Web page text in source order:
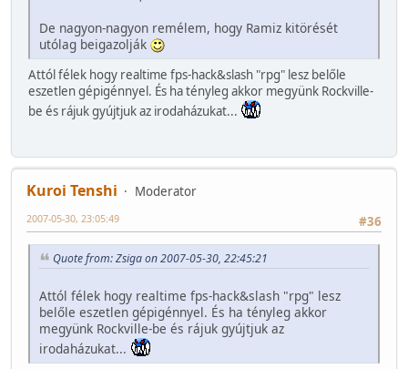
De nagyon-nagyon remélem, hogy Ramiz kitörését
utólag beigazolják
Attól félek hogy realtime fps-hack&slash "rpg" lesz belőle
eszetlen gépigénnyel. És ha tényleg akkor megyünk Rockville-
be és rájuk gyújtjuk az irodaházukat...
Kuroi Tenshi
Moderator
#36
2007-05-30, 23:05:49
Quote from: Zsiga on 2007-05-30, 22:45:21
Attól félek hogy realtime fps-hack&slash "rpg" lesz
belőle eszetlen gépigénnyel. És ha tényleg akkor
megyünk Rockville-be és rájuk gyújtjuk az
irodaházukat...